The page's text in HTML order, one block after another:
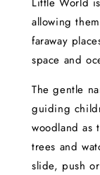
allowing
faraway
space and
The gentle
guiding
woodland as
trees and
slide, push